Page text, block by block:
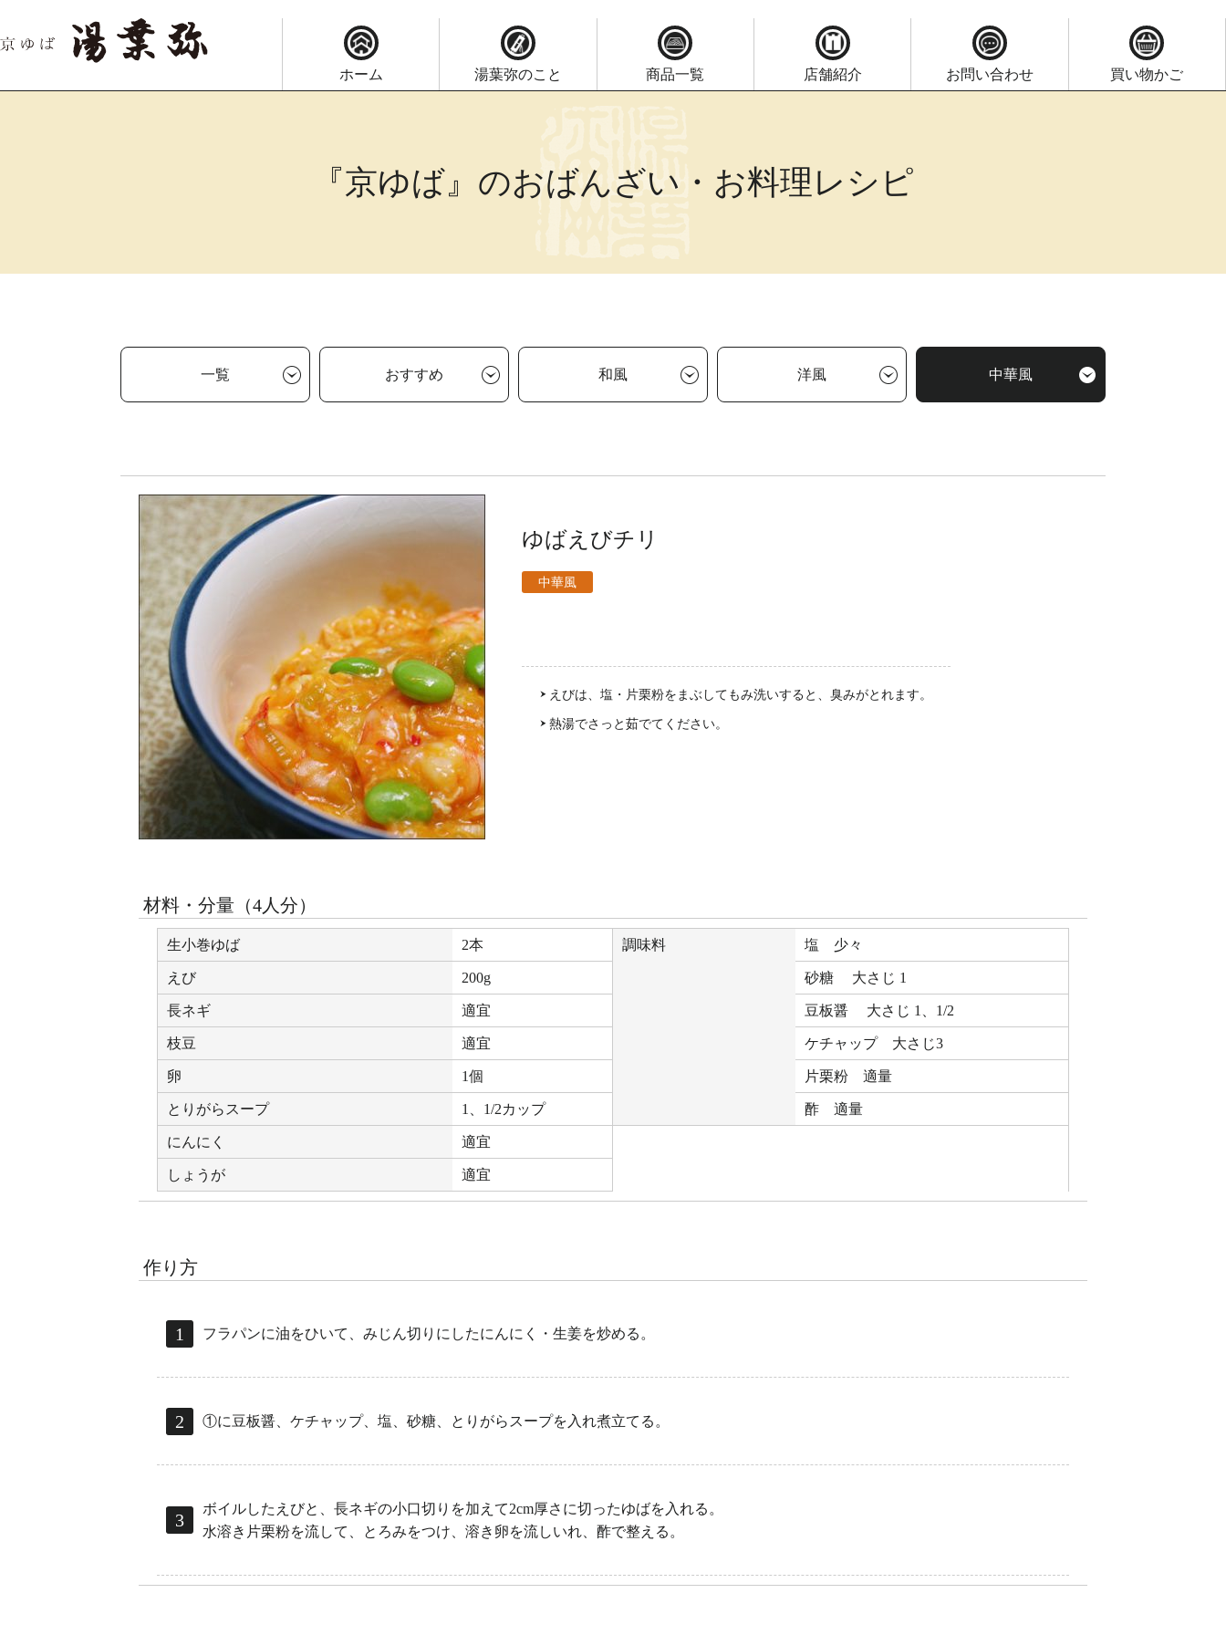
ホーム 湯葉弥のこと 商品一覧 店舗紹介 お問い合わせ 買い物かご
『京ゆば』のおばんざい・お料理レシピ
一覧 おすすめ 和風 洋風 中華風
ゆばえびチリ
中華風
えびは、塩・片栗粉をまぶしてもみ洗いすると、臭みがとれます。
熱湯でさっと茹でてください。
材料・分量（4人分）
生小巻ゆば 2本
えび 200g
長ネギ 適宜
枝豆 適宜
卵 1個
とりがらスープ 1、1/2カップ
にんにく 適宜
しょうが 適宜
調味料 塩 少々
砂糖 大さじ 1
豆板醤 大さじ 1、1/2
ケチャップ 大さじ3
片栗粉 適量
酢 適量
作り方
フラパンに油をひいて、みじん切りにしたにんにく・生姜を炒める。
①に豆板醤、ケチャップ、塩、砂糖、とりがらスープを入れ煮立てる。
ボイルしたえびと、長ネギの小口切りを加えて2cm厚さに切ったゆばを入れる。
水溶き片栗粉を流して、とろみをつけ、溶き卵を流しいれ、酢で整える。